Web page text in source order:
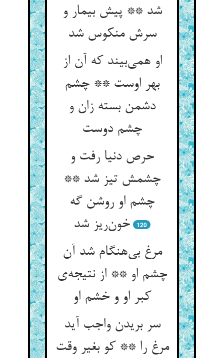
شد ** پیش بیمار و
سرش منکوس شد
او همی‌بیند که آن از
بهر اوست ** چشم
دشمن بسته زان و
چشم دوست
حرص دنیا رفت و
چشمش تیز شد **
چشم او روشن گه
خون‌ریز شد
120
مرغ بی‌هنگام شد آن
چشم او ** از نتیجه‌ی
کبر او و خشم او
سر بریدن واجب آید
مرغ را ** کو بغیر وقت